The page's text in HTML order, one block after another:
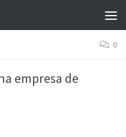
0
empresa de